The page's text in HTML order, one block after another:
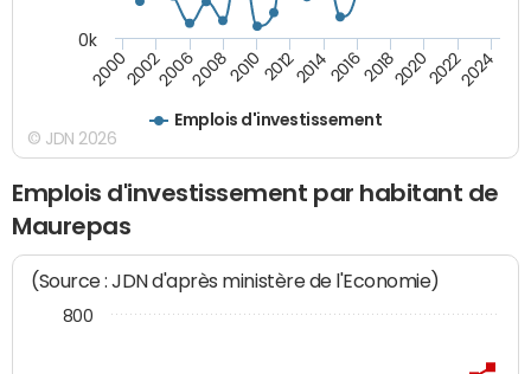
Emplois d'investissement
200020022006200820102012201420162018202020222024
0k
© JDN 2026
Emplois d'investissement par habitant de
Maurepas
(Source : JDN d'après ministère de l'Economie)
800